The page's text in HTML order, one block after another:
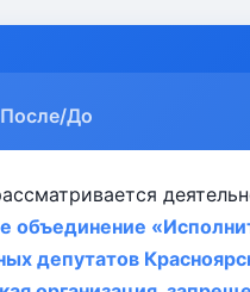
До
объединение
депутатов